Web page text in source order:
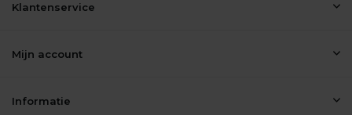
Klantenservice
Mijn account
Informatie